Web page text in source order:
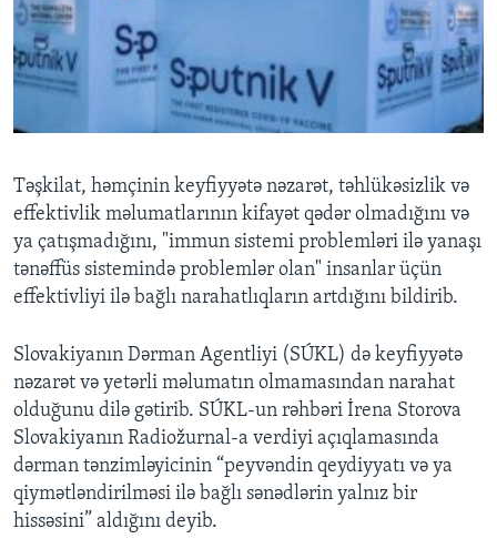
Təşkilat, həmçinin keyfiyyətə nəzarət, təhlükəsizlik və
effektivlik məlumatlarının kifayət qədər olmadığını və
ya çatışmadığını, "immun sistemi problemləri ilə yanaşı
tənəffüs sistemində problemlər olan" insanlar üçün
effektivliyi ilə bağlı narahatlıqların artdığını bildirib.
Slovakiyanın Dərman Agentliyi (SÚKL) də keyfiyyətə
nəzarət və yetərli məlumatın olmamasından narahat
olduğunu dilə gətirib. SÚKL-un rəhbəri İrena Storova
Slovakiyanın Radiožurnal-a verdiyi açıqlamasında
dərman tənzimləyicinin “peyvəndin qeydiyyatı və ya
qiymətləndirilməsi ilə bağlı sənədlərin yalnız bir
hissəsini” aldığını deyib.